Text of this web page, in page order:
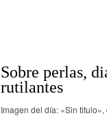
Sobre perlas,
rutilantes
Imagen del día: «Sin